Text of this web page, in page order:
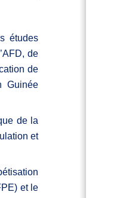
études
de
de
Guinée
de la
et
et le